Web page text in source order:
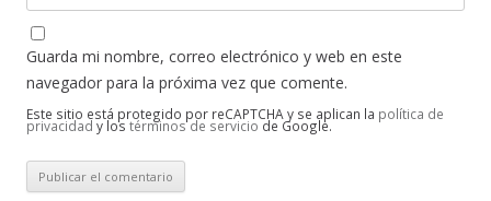
Guarda mi nombre, correo electrónico y web en este
navegador para la próxima vez que comente.
Este sitio está protegido por reCAPTCHA y se aplican la política de
privacidad y los términos de servicio de Google.